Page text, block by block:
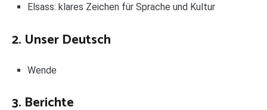
Elsass: klares Zeichen für Sprache und Kultur
2. Unser Deutsch
Wende
3. Berichte